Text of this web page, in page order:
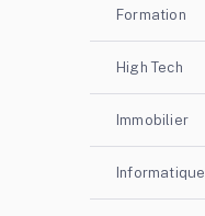
Formation
High Tech
Immobilier
Informatique